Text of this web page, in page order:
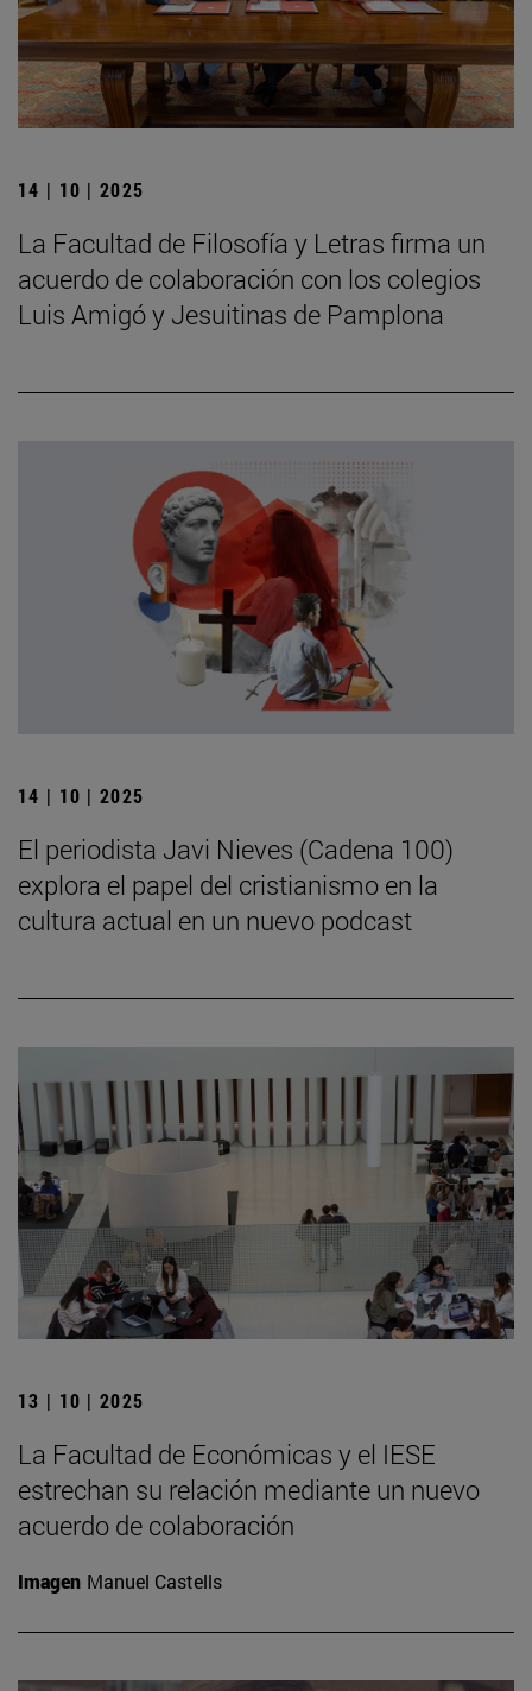
14 | 10 | 2025
La Facultad de Filosofía y Letras firma un
acuerdo de colaboración con los colegios
Luis Amigó y Jesuitinas de Pamplona
14 | 10 | 2025
El periodista Javi Nieves (Cadena 100)
explora el papel del cristianismo en la
cultura actual en un nuevo podcast
13 | 10 | 2025
La Facultad de Económicas y el IESE
estrechan su relación mediante un nuevo
acuerdo de colaboración
Imagen Manuel Castells